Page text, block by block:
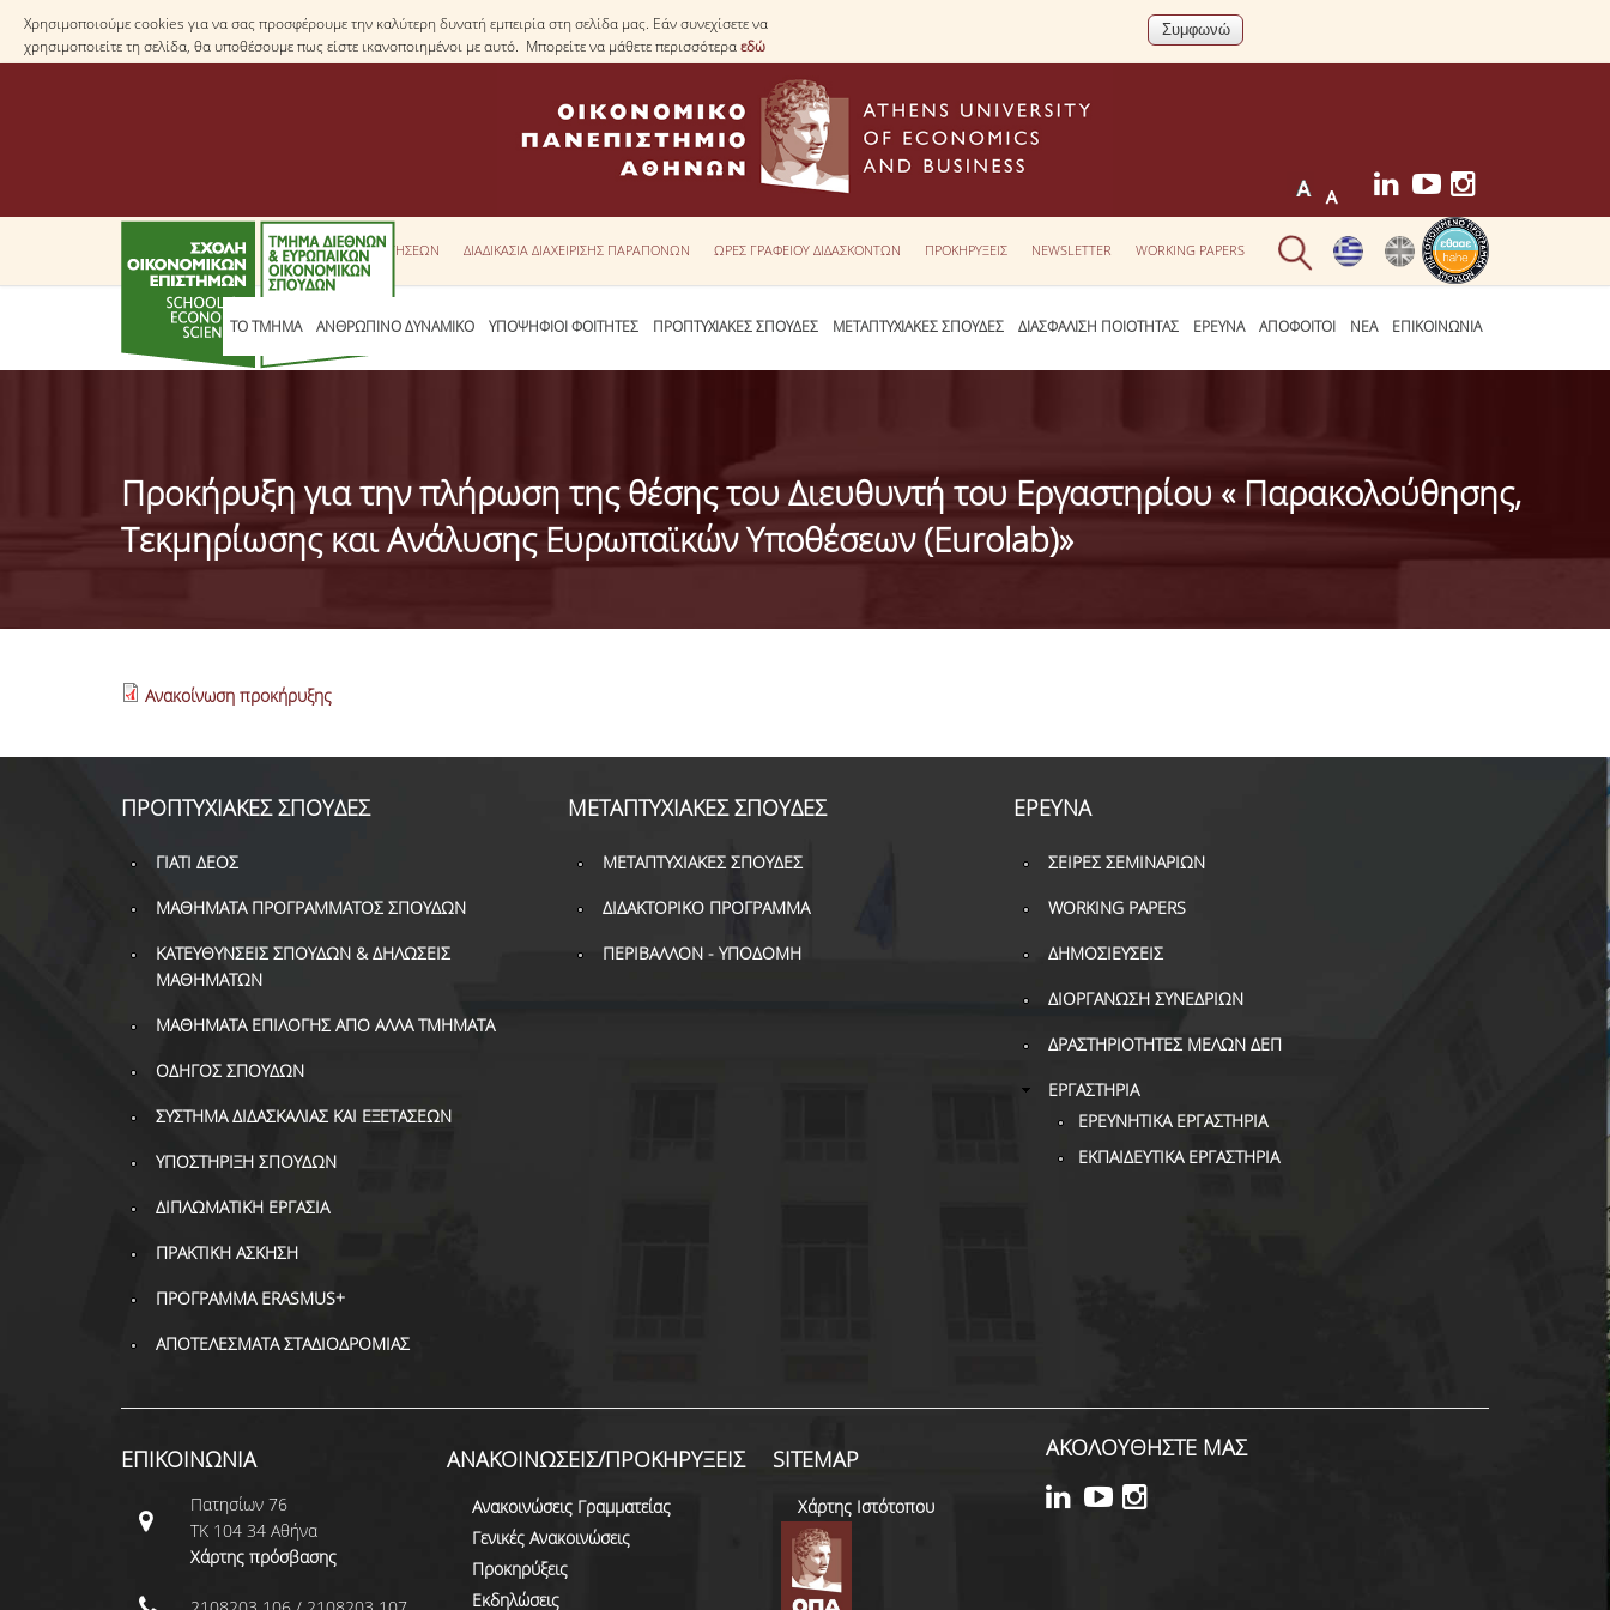
Χρησιμοποιούμε cookies για να σας προσφέρουμε την καλύτερη δυνατή εμπειρία στη σελίδα μας. Εάν συνεχίσετε να
χρησιμοποιείτε τη σελίδα, θα υποθέσουμε πως είστε ικανοποιημένοι με αυτό. Μπορείτε να μάθετε περισσότεραεδώ
ΕΝΤΥΠΑ ΑΙΤΗΣΕΩΝ ΔΙΑΔΙΚΑΣΙΑ ΔΙΑΧΕΙΡΙΣΗΣ ΠΑΡΑΠΟΝΩΝ ΩΡΕΣ ΓΡΑΦΕΙΟΥ ΔΙΔΑΣΚΟΝΤΩΝ ΠΡΟΚΗΡΥΞΕΙΣ NEWSLETTER WORKING PAPERS
ΤΟ ΤΜΗΜΑ ΑΝΘΡΩΠΙΝΟ ΔΥΝΑΜΙΚΟ ΥΠΟΨΗΦΙΟΙ ΦΟΙΤΗΤΕΣ ΠΡΟΠΤΥΧΙΑΚΕΣ ΣΠΟΥΔΕΣ ΜΕΤΑΠΤΥΧΙΑΚΕΣ ΣΠΟΥΔΕΣ ΔΙΑΣΦΑΛΙΣΗ ΠΟΙΟΤΗΤΑΣ ΕΡΕΥΝΑ ΑΠΟΦΟΙΤΟΙ ΝΕΑ ΕΠΙΚΟΙΝΩΝΙΑ
Προκήρυξη για την πλήρωση της θέσης του Διευθυντή του Εργαστηρίου « Παρακολούθησης,
Τεκμηρίωσης και Ανάλυσης Ευρωπαϊκών Υποθέσεων (Eurolab)»
Ανακοίνωση προκήρυξης
ΠΡΟΠΤΥΧΙΑΚΕΣ ΣΠΟΥΔΕΣ
ΓΙΑΤΙ ΔΕΟΣ
ΜΑΘΗΜΑΤΑ ΠΡΟΓΡΑΜΜΑΤΟΣ ΣΠΟΥΔΩΝ
ΚΑΤΕΥΘΥΝΣΕΙΣ ΣΠΟΥΔΩΝ & ΔΗΛΩΣΕΙΣ
ΜΑΘΗΜΑΤΩΝ
ΜΑΘΗΜΑΤΑ ΕΠΙΛΟΓΗΣ ΑΠΟ ΑΛΛΑ ΤΜΗΜΑΤΑ
ΟΔΗΓΟΣ ΣΠΟΥΔΩΝ
ΣΥΣΤΗΜΑ ΔΙΔΑΣΚΑΛΙΑΣ ΚΑΙ ΕΞΕΤΑΣΕΩΝ
ΥΠΟΣΤΗΡΙΞΗ ΣΠΟΥΔΩΝ
ΔΙΠΛΩΜΑΤΙΚΗ ΕΡΓΑΣΙΑ
ΠΡΑΚΤΙΚΗ ΑΣΚΗΣΗ
ΠΡΟΓΡΑΜΜΑ ERASMUS+
ΑΠΟΤΕΛΕΣΜΑΤΑ ΣΤΑΔΙΟΔΡΟΜΙΑΣ
ΜΕΤΑΠΤΥΧΙΑΚΕΣ ΣΠΟΥΔΕΣ
ΜΕΤΑΠΤΥΧΙΑΚΕΣ ΣΠΟΥΔΕΣ
ΔΙΔΑΚΤΟΡΙΚΟ ΠΡΟΓΡΑΜΜΑ
ΠΕΡΙΒΑΛΛΟΝ - ΥΠΟΔΟΜΗ
ΕΡΕΥΝΑ
ΣΕΙΡΕΣ ΣΕΜΙΝΑΡΙΩΝ
WORKING PAPERS
ΔΗΜΟΣΙΕΥΣΕΙΣ
ΔΙΟΡΓΑΝΩΣΗ ΣΥΝΕΔΡΙΩΝ
ΔΡΑΣΤΗΡΙΟΤΗΤΕΣ ΜΕΛΩΝ ΔΕΠ
ΕΡΓΑΣΤΗΡΙΑ
ΕΡΕΥΝΗΤΙΚΑ ΕΡΓΑΣΤΗΡΙΑ
ΕΚΠΑΙΔΕΥΤΙΚΑ ΕΡΓΑΣΤΗΡΙΑ
ΕΠΙΚΟΙΝΩΝΙΑ
Πατησίων 76
ΤΚ 104 34 Αθήνα
Χάρτης πρόσβασης
ΑΝΑΚΟΙΝΩΣΕΙΣ/ΠΡΟΚΗΡΥΞΕΙΣ
Ανακοινώσεις Γραμματείας
Γενικές Ανακοινώσεις
Προκηρύξεις
Εκδηλώσεις
SITEMAP
Χάρτης Ιστότοπου
ΑΚΟΛΟΥΘΗΣΤΕ ΜΑΣ